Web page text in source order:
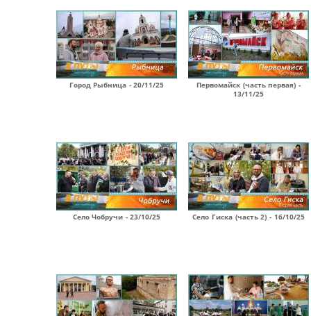
Город Рыбница - 20/11/25
Первомайск (часть первая) -
13/11/25
Село Чобручи - 23/10/25 Село Гиска (часть 2) - 16/10/25